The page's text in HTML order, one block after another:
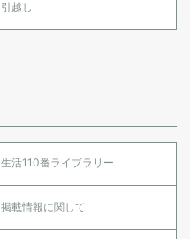
引越し
生活110番ライブラリー
掲載情報に関して